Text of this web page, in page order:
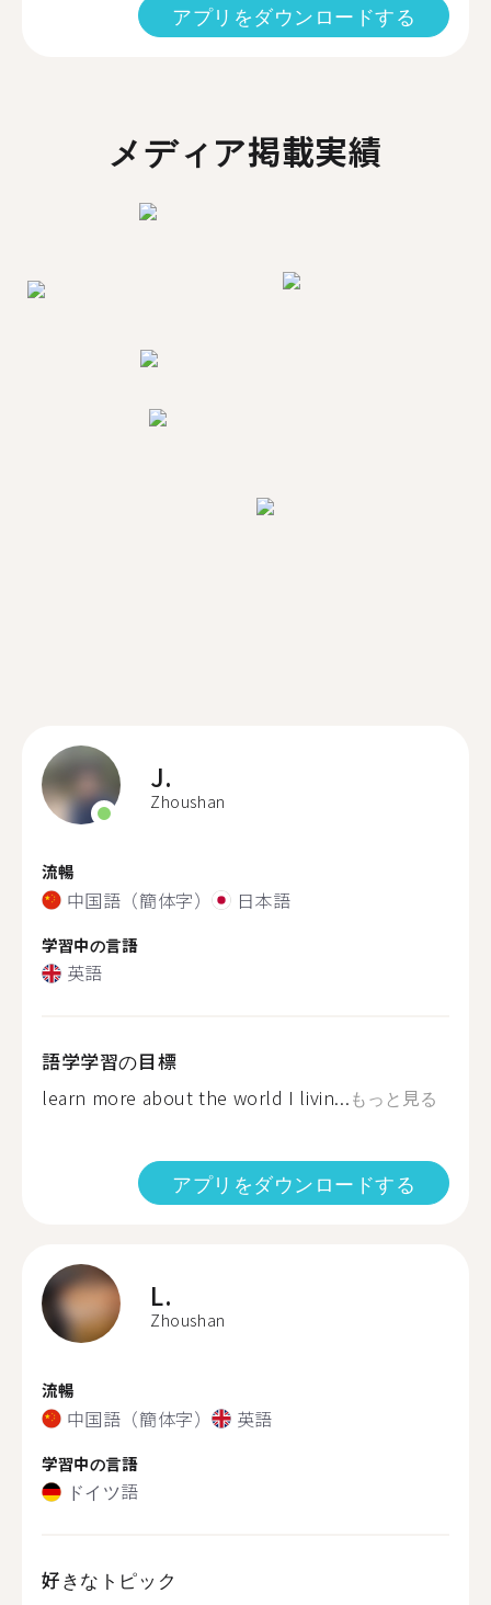
アプリをダウンロードする
メディア掲載実績
J.
Zhoushan
流暢
中国語（簡体字） 日本語
学習中の言語
英語
語学学習の目標
learn more about the world I livin...もっと見る
アプリをダウンロードする
L.
Zhoushan
流暢
中国語（簡体字） 英語
学習中の言語
ドイツ語
好きなトピック